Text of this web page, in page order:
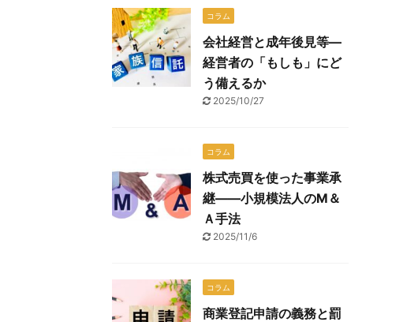
コラム
会社経営と成年後見等―
経営者の「もしも」にど
う備えるか
2025/10/27
コラム
株式売買を使った事業承
継――小規模法人のМ＆
Ａ手法
2025/11/6
コラム
商業登記申請の義務と罰